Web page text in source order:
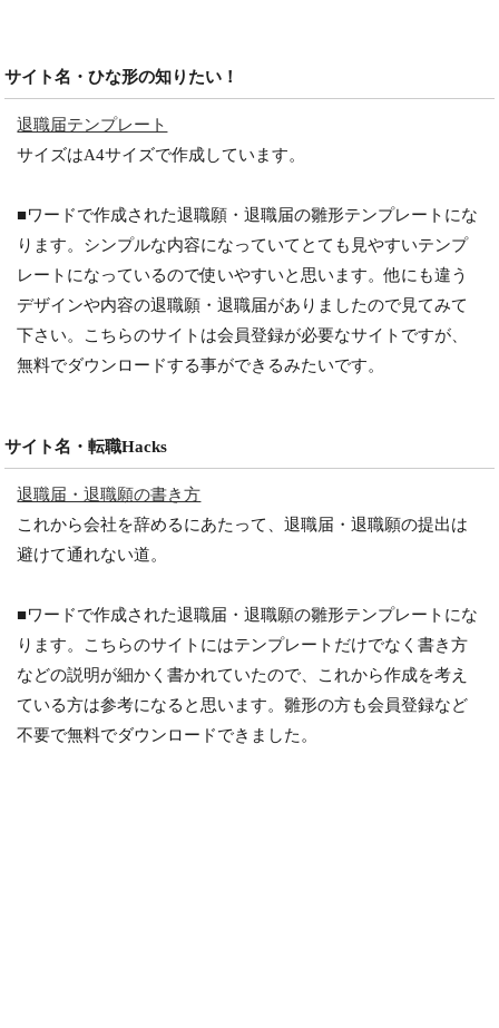
サイト名・ひな形の知りたい！
退職届テンプレート
サイズはA4サイズで作成しています。
■ワードで作成された退職願・退職届の雛形テンプレートにな
ります。シンプルな内容になっていてとても見やすいテンプ
レートになっているので使いやすいと思います。他にも違う
デザインや内容の退職願・退職届がありましたので見てみて
下さい。こちらのサイトは会員登録が必要なサイトですが、
無料でダウンロードする事ができるみたいです。
サイト名・転職Hacks
退職届・退職願の書き方
これから会社を辞めるにあたって、退職届・退職願の提出は
避けて通れない道。
■ワードで作成された退職届・退職願の雛形テンプレートにな
ります。こちらのサイトにはテンプレートだけでなく書き方
などの説明が細かく書かれていたので、これから作成を考え
ている方は参考になると思います。雛形の方も会員登録など
不要で無料でダウンロードできました。